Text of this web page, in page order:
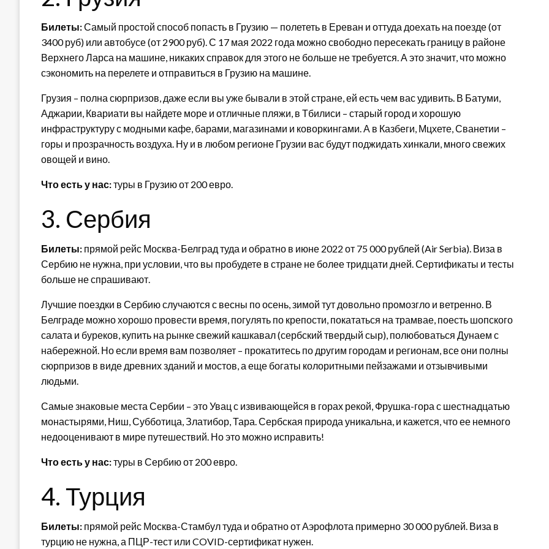
Билеты:Самый простой способ попасть в Грузию — полететь в Ереван и оттуда доехать на поезде (от
3400 руб) или автобусе (от 2900 руб). С 17 мая 2022 года можно свободно пересекать границу в районе
Верхнего Ларса на машине, никаких справок для этого не больше не требуется. А это значит, что можно
сэкономить на перелете и отправиться в Грузию на машине.
Грузия – полна сюрпризов, даже если вы уже бывали в этой стране, ей есть чем вас удивить. В Батуми,
Аджарии, Квариати вы найдете море и отличные пляжи, в Тбилиси – старый город и хорошую
инфраструктуру с модными кафе, барами, магазинами и коворкингами. А в Казбеги, Мцхете, Сванетии –
горы и прозрачность воздуха. Ну и в любом регионе Грузии вас будут поджидать хинкали, много свежих
овощей и вино.
Что есть у нас:туры в Грузию от 200 евро.
3. Сербия
Билеты: прямой рейс Москва-Белград туда и обратно в июне 2022 от 75 000 рублей (Air Serbia). Виза в
Сербию не нужна, при условии, что вы пробудете в стране не более тридцати дней. Сертификаты и тесты
больше не спрашивают.
Лучшие поездки в Сербию случаются с весны по осень, зимой тут довольно промозгло и ветренно. В
Белграде можно хорошо провести время, погулять по крепости, покататься на трамвае, поесть шопского
салата и буреков, купить на рынке свежий кашкавал (сербский твердый сыр), полюбоваться Дунаем с
набережной. Но если время вам позволяет – прокатитесь по другим городам и регионам, все они полны
сюрпризов в виде древних зданий и мостов, а еще богаты колоритными пейзажами и отзывчивыми
людьми.
Самые знаковые места Сербии – это Увац с извивающейся в горах рекой, Фрушка-гора с шестнадцатью
монастырями, Ниш, Субботица, Златибор, Тара. Сербская природа уникальна, и кажется, что ее немного
недооценивают в мире путешествий. Но это можно исправить!
Что есть у нас:туры в Сербию от 200 евро.
4. Турция
Билеты: прямой рейс Москва-Стамбул туда и обратно от Аэрофлота примерно 30 000 рублей. Виза в
турцию не нужна, а ПЦР-тест или COVID-сертификат нужен.